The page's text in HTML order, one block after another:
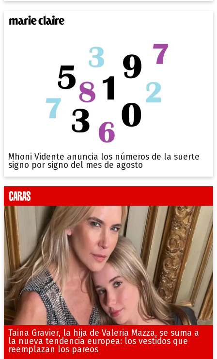
Mhoni Vidente anuncia los números de la suerte
signo por signo del mes de agosto
Taina Gravier, la hija de Valeria Mazza, se suma a
la nueva tendencia europea: los vestidos que
reemplazan los pareos